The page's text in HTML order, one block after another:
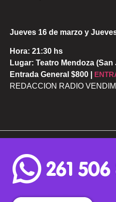
Jueves 16 de marzo y
Hora: 21:30 hs
Lugar: Teatro Mendoza (San
Entrada General $800 |
REDACCION RADIO